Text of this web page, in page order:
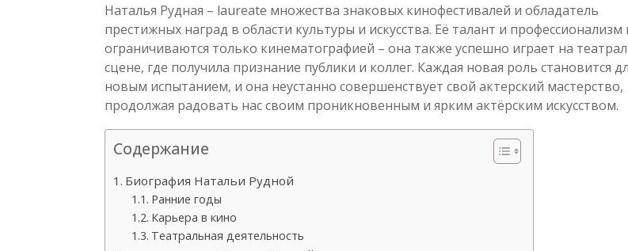
Наталья Рудная – laureate множества знаковых кинофестивалей и обладатель
престижных наград в области культуры и искусства. Её талант и профессионализм
ограничиваются только кинематографией – она также успешно играет на
сцене, где получила признание публики и коллег. Каждая новая роль становится
новым испытанием, и она неустанно совершенствует свой актерский мастерство,
продолжая радовать нас своим проникновенным и ярким актёрским искусством.
Содержание
Биография Натальи Рудной
Ранние годы
Карьера в кино
Театральная деятельность